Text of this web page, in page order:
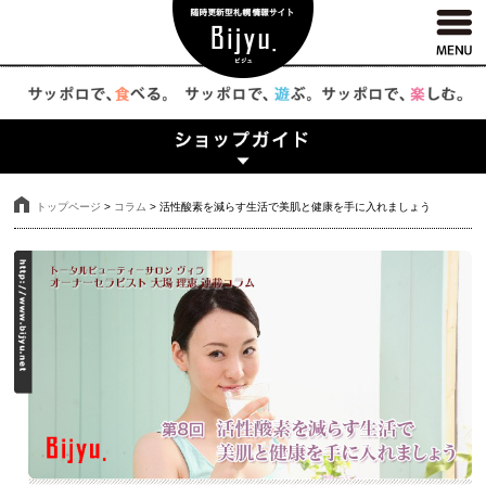
トップページ > コラム >活性酸素を減らす生活で美肌と健康を手に入れましょう